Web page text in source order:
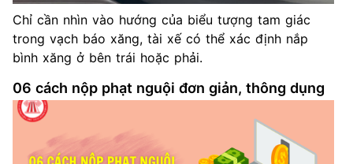
Chỉ cần nhìn vào hướng của biểu tượng tam giác
trong vạch báo xăng, tài xế có thể xác định nắp
bình xăng ở bên trái hoặc phải.
06 cách nộp phạt nguội đơn giản, thông dụng